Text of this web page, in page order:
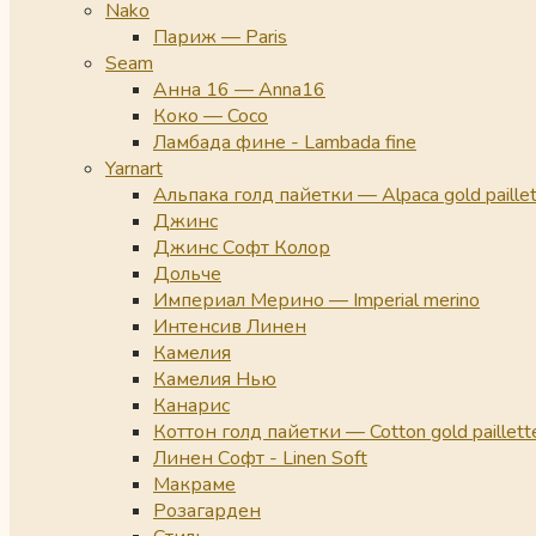
Nako
Париж — Paris
Seam
Анна 16 — Anna16
Коко — Coco
Ламбада фине - Lambada fine
Yarnart
Альпака голд пайетки — Alpaca gold
Джинс
Джинс Софт Колор
Дольче
Империал Мерино — Imperial merino
Интенсив Линен
Камелия
Камелия Нью
Канарис
Коттон голд пайетки — Cotton gold
Линен Софт - Linen Soft
Макраме
Розагарден